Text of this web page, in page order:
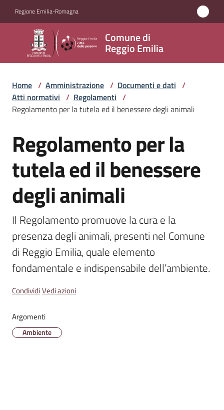
Regione Emilia-Romagna
Comune di
Reggio Emilia
Comune
di
Reggio
Emilia
Menu selezionato
Servizi
Novità
Vivere
Reggio
Emilia
Tutti
argomenti
Home / Amministrazione / Documenti e dati /
Atti normativi / Regolamenti /
Regolamento per la tutela ed il benessere degli animali
Salta al contenuto
Regolamento per la
tutela ed il benessere
degli animali
Il Regolamento promuove la cura e la
presenza degli animali, presenti nel Comune
di Reggio Emilia, quale elemento
fondamentale e indispensabile dell’ambiente.
CondividiVedi azioni
Argomenti
Ambiente